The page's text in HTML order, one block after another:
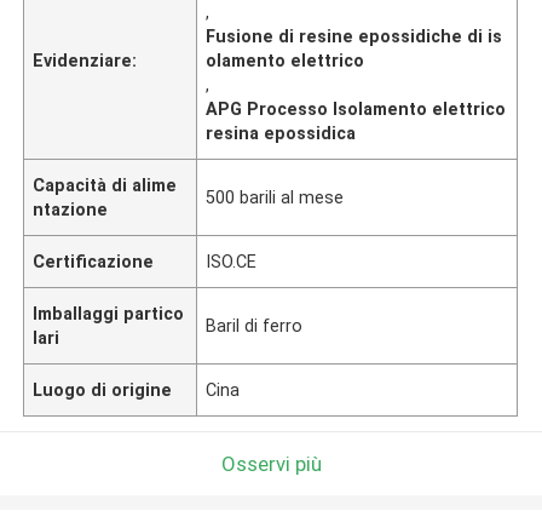
Evidenziare:
,
Fusione di resine epossidiche di is
olamento elettrico
,
APG Processo Isolamento elettrico
resina epossidica
Capacità di alime
ntazione
500 barili al mese
Certificazione ISO.CE
Imballaggi partico
lari
Baril di ferro
Luogo di origine Cina
Osservi più